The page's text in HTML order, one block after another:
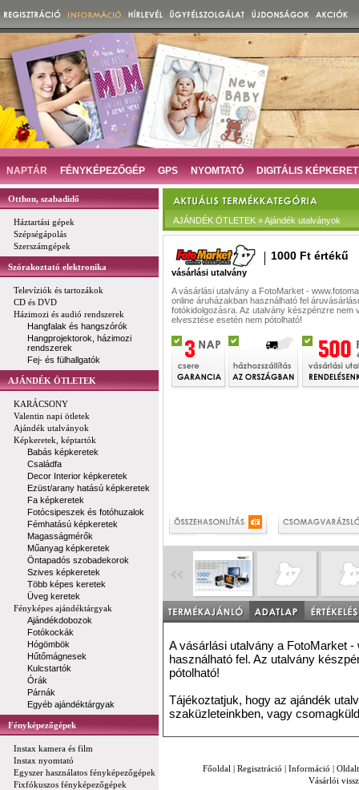
NAPTÁR FÉNYKÉPEZŐGÉP GPS NYOMTATÓ DIGITÁLIS KÉPKERET
Otthon, szabadidő
Háztartási gépek
Szépségápolás
Szerszámgépek
Szórakoztató elektronika
Televíziók és tartozákok
CD és DVD
Házimozi és audió rendszerek
Hangfalak és hangszórók
Hangprojektorok, házimozi
rendszerek
Fej- és fülhallgatók
AJÁNDÉK ÖTLETEK
KARÁCSONY
Valentin napi ötletek
Ajándék utalványok
Képkeretek, képtartók
Babás képkeretek
Családfa
Decor Interior képkeretek
Ezüst/arany hatású képkeretek
Fa képkeretek
Fotócsipeszek és fotóhuzalok
Fémhatású képkeretek
Magasságmérők
Műanyag képkeretek
Öntapadós szobadekorok
Szives képkeretek
Több képes keretek
Üveg keretek
Fényképes ajándéktárgyak
Ajándékdobozok
Fotókockák
Hógömbök
Hűtőmágnesek
Kulcstartók
Órák
Párnák
Egyéb ajándéktárgyak
Fényképezőgépek
Instax kamera és film
Instax nyomtató
Egyszer használatos fényképezőgépek
Fixfókuszos fényképezőgépek
AJÁNDÉK ÖTLETEK » Ajándék utalványok
1000 Ft értékű
vásárlási utalvány
A vásárlási utalvány a FotoMarket -
online áruházakban használható fel
fotókidolgozásra. Az utalvány készpénzre nem
elvesztése esetén nem pótolható!
A vásárlási utalvány a FotoMarket
használható fel. Az utalvány
pótolható!
Tájékoztatjuk, hogy az ajándék
szaküzleteinkben, vagy
Főoldal | Regisztráció | Információ |
Vásárlói